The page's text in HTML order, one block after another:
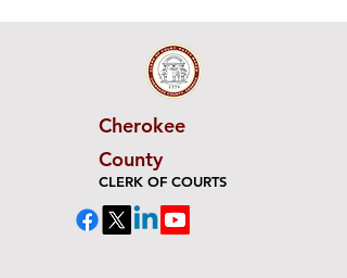
Cherokee
County
CLERK OF COURTS